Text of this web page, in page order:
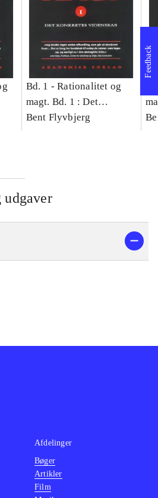
Bd. 1 -Rationalitet og
magt. Bd. 1 : Det
konkretes videnskab
Bent Flyvbjerg
Feedback
Afdelinger
Bøger
Artikler
Film